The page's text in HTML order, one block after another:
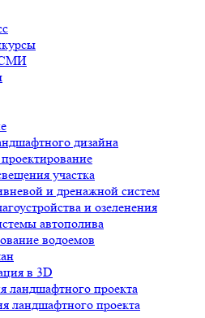
СМИ
дизайна
участка
и дренажной систем
и озеленения
автополива
водоемов
в 3D
ландшафтного проекта
ландшафтного проекта